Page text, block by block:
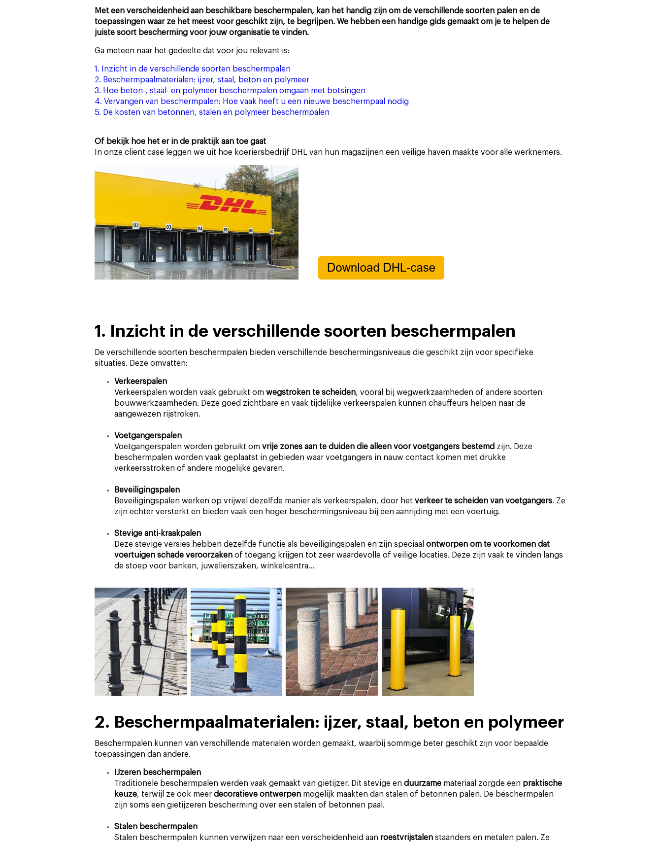
NIEUW: 24/7 stelling
monitoring
Dockdeuren en Doorgangen
Find out more
verschil
Nieuws
Find out more
Casestudies
Case studies
Italia United States
Met een verscheidenheid aan beschikbare beschermpalen, kan het handig zijn om de verschillende soorten palen en de
toepassingen waar ze het meest voor geschikt zijn, te begrijpen. We hebben een handige gids gemaakt om je te helpen de
juiste soort bescherming voor jouw organisatie te vinden.
Ga meteen naar het gedeelte dat voor jou relevant is:
1. Inzicht in de verschillende soorten beschermpalen
2. Beschermpaalmaterialen: ijzer, staal, beton en polymeer
3. Hoe beton-, staal- en polymeer beschermpalen omgaan met botsingen
4. Vervangen van beschermpalen: Hoe vaak heeft u een nieuwe beschermpaal nodig
5. De kosten van betonnen, stalen en polymeer beschermpalen
Of bekijk hoe het er in de praktijk aan toe gaat
In onze client case leggen we uit hoe koeriersbedrijf DHL van hun magazijnen een veilige haven maakte voor alle werknemers.
1. Inzicht in de verschillende soorten beschermpalen
De verschillende soorten beschermpalen bieden verschillende beschermingsniveaus die geschikt zijn voor specifieke
situaties. Deze omvatten:
Verkeerspalen
Verkeerspalen worden vaak gebruikt om wegstroken te scheiden, vooral bij wegwerkzaamheden of andere soorten
bouwwerkzaamheden. Deze goed zichtbare en vaak tijdelijke verkeerspalen kunnen chauffeurs helpen naar de
aangewezen rijstroken.
Voetgangerspalen
Voetgangerspalen worden gebruikt om vrije zones aan te duiden die alleen voor voetgangers bestemd zijn. Deze
beschermpalen worden vaak geplaatst in gebieden waar voetgangers in nauw contact komen met drukke
verkeersstroken of andere mogelijke gevaren.
Beveiligingspalen
Beveiligingspalen werken op vrijwel dezelfde manier als verkeerspalen, door het verkeer te scheiden van voetgangers. Ze
zijn echter versterkt en bieden vaak een hoger beschermingsniveau bij een aanrijding met een voertuig.
Stevige anti-kraakpalen
Deze stevige versies hebben dezelfde functie als beveiligingspalen en zijn speciaal ontworpen om te voorkomen dat
voertuigen schade veroorzaken of toegang krijgen tot zeer waardevolle of veilige locaties. Deze zijn vaak te vinden langs
de stoep voor banken, juwelierszaken, winkelcentra...
2. Beschermpaalmaterialen: ijzer, staal, beton en polymeer
Beschermpalen kunnen van verschillende materialen worden gemaakt, waarbij sommige beter geschikt zijn voor bepaalde
toepassingen dan andere.
IJzeren beschermpalen
Traditionele beschermpalen werden vaak gemaakt van gietijzer. Dit stevige en duurzame materiaal zorgde een praktische
keuze, terwijl ze ook meer decoratieve ontwerpen mogelijk maakten dan stalen of betonnen palen. De beschermpalen
zijn soms een gietijzeren bescherming over een stalen of betonnen paal.
Stalen beschermpalen
Stalen beschermpalen kunnen verwijzen naar een verscheidenheid aan roestvrijstalen staanders en metalen palen. Ze